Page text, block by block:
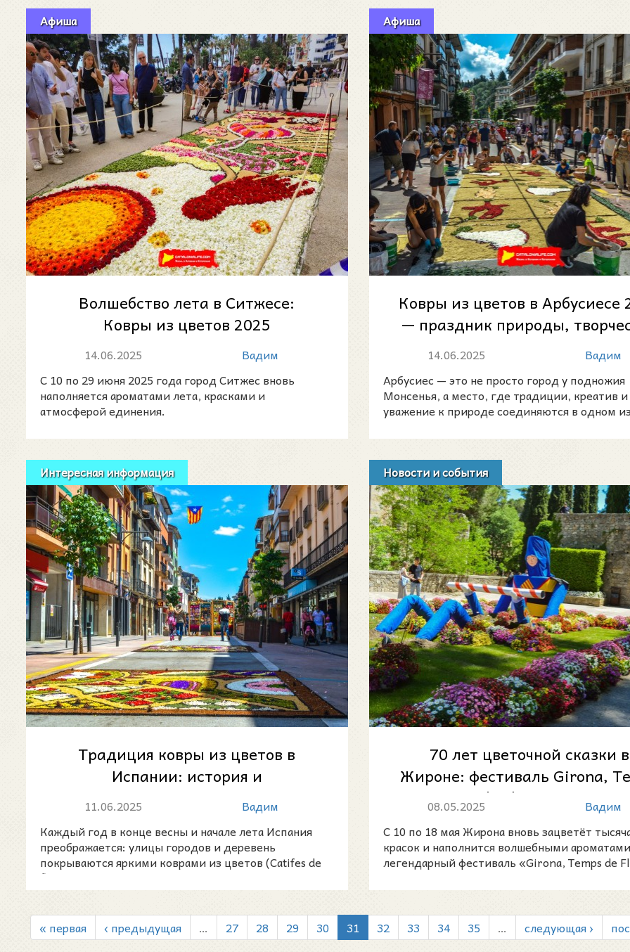
Афиша
Волшебство лета в Ситжесе:
Ковры из цветов 2025
14.06.2025
Вадим
С 10 по 29 июня 2025 года город Ситжес вновь
наполняется ароматами лета, красками и
атмосферой единения.
Афиша
Ковры из цветов в Арбусиесе
— праздник природы,
14.06.2025
Вадим
Арбусиес — это не просто город у подножия
Монсенья, а место, где традиции, креатив и
уважение к природе соединяются в одном
Интересная информация
Традиция ковры из цветов в
Испании: история и
современность
11.06.2025
Вадим
Каждый год в конце весны и начале лета Испания
преображается: улицы городов и деревень
покрываются яркими коврами из цветов (Catifes de
flors /
Новости и события
70 лет цветочной сказки в
Жироне: фестиваль Girona,
de Flors 2025
08.05.2025
Вадим
С 10 по 18 мая Жирона вновь зацветёт
красок и наполнится волшебными
легендарный фестиваль «Girona, Temps de
« первая ‹ предыдущая … 27 28 29 30 31 32 33 34 35 … следующая ›